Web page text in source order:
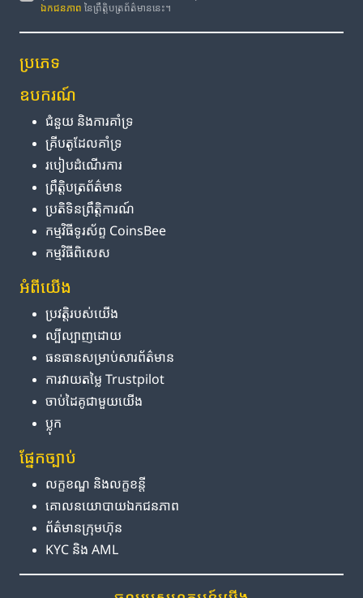
ឯកជនភាព នៃព្រឹត្តិបត្រព័ត៌មាននេះ។
ប្រភេទ
ឧបករណ៍
ជំនួយ និង​ការ​គាំទ្រ
គ្រីបតូ​ដែល​គាំទ្រ
របៀប​ដំណើរការ
ព្រឹត្តិបត្រ​ព័ត៌មាន
ប្រតិទិន​ព្រឹត្តិការណ៍
កម្មវិធី​ទូរស័ព្ទ CoinsBee
កម្មវិធីពិសេស
អំពី​យើង
ប្រវត្តិ​របស់​យើង
ល្បីល្បាញ​ដោយ
ធនធាន​សម្រាប់​សារព័ត៌មាន
ការ​វាយតម្លៃ Trustpilot
ចាប់ដៃគូ​ជាមួយ​យើង
ប្លុក
ផ្នែក​ច្បាប់
លក្ខខណ្ឌ និង​លក្ខខន្តី
គោលនយោបាយ​ឯកជនភាព
ព័ត៌មាន​ក្រុមហ៊ុន
KYC និង AML